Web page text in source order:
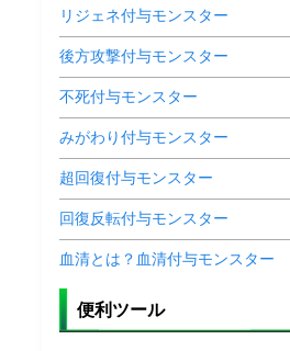
リジェネ付与モンスター
後方攻撃付与モンスター
不死付与モンスター
みがわり付与モンスター
超回復付与モンスター
回復反転付与モンスター
血清とは？血清付与モンスター
便利ツール